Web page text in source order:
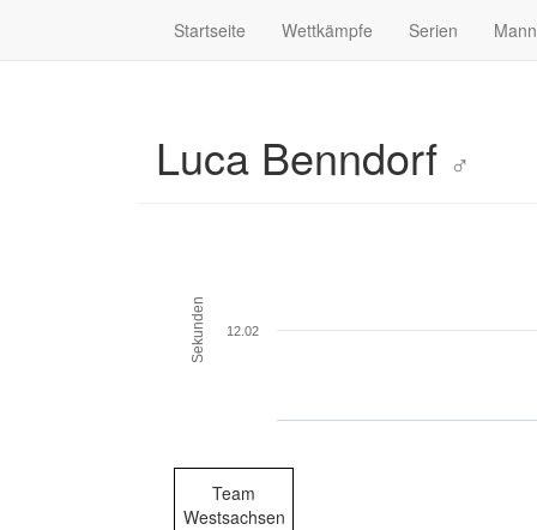
Startseite Wettkämpfe Serien
Luca Benndorf ♂
Sekunden 12.02
Team
Westsachsen